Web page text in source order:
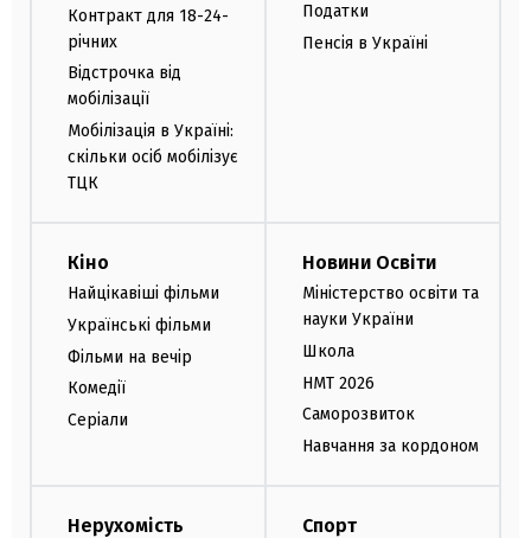
Контракт для 18-24-
річних
Відстрочка від
мобілізації
Мобілізація в Україні:
скільки осіб мобілізує
ТЦК
Податки
Пенсія в Україні
Кіно
Найцікавіші фільми
Українські фільми
Фільми на вечір
Комедії
Серіали
Новини Освіти
Міністерство освіти та
науки України
Школа
НМТ 2026
Саморозвиток
Навчання за кордоном
Нерухомість Спорт